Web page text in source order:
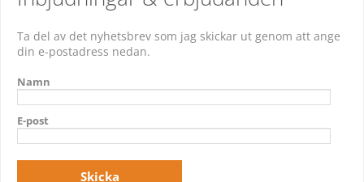
Ta del av det nyhetsbrev som jag skickar ut genom att ange
din e-postadress nedan.
Namn
E-post